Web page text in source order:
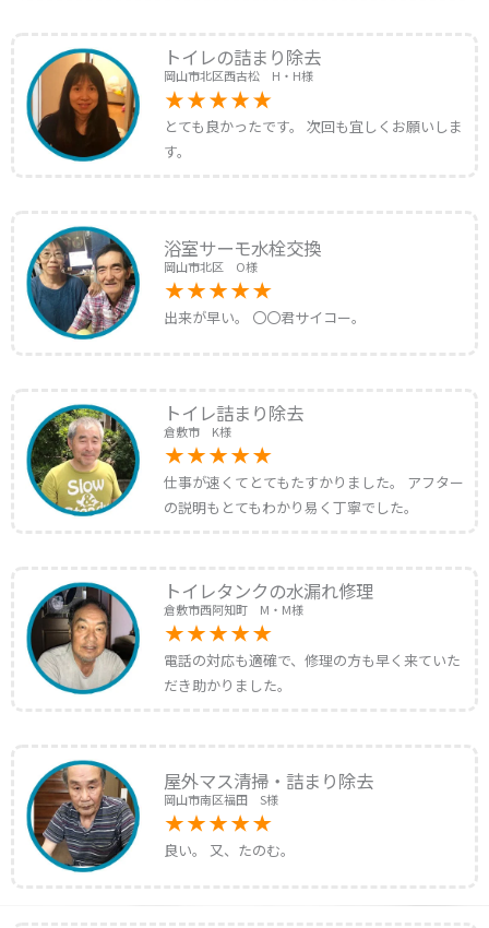
トイレの詰まり除去
岡山市北区西古松 H・H様
とても良かったです。 次回も宜しくお願いしま
す。
浴室サーモ水栓交換
岡山市北区 O様
出来が早い。 〇〇君サイコー。
トイレ詰まり除去
倉敷市 K様
仕事が速くてとてもたすかりました。 アフター
の説明もとてもわかり易く丁寧でした。
トイレタンクの水漏れ修理
倉敷市西阿知町 M・M様
電話の対応も適確で、修理の方も早く来ていた
だき助かりました。
屋外マス清掃・詰まり除去
岡山市南区福田 S様
良い。 又、たのむ。